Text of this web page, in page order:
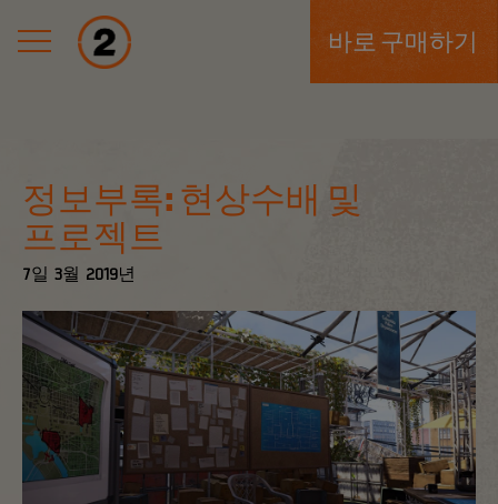
바로 구매하기
7일 3월 2019년
정보부록: 현상수배 및
프로젝트